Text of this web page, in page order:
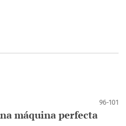
96-101
máquina perfecta